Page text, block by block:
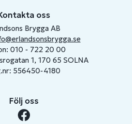
oss
Brygga AB
010 - 722 20 00
1, 170 65 SOLNA
556450-4180
Följ oss